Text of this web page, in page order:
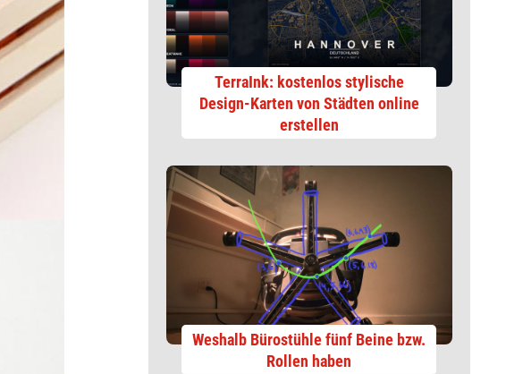
TerraInk: kostenlos stylische
Design-Karten von Städten online
erstellen
Weshalb Bürostühle fünf Beine bzw.
Rollen haben